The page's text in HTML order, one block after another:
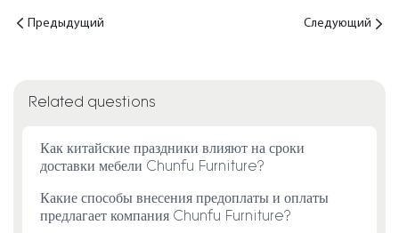
Предыдущий Следующий
Related questions
Как китайские праздники влияют на сроки
доставки мебели Chunfu Furniture?
Какие способы внесения предоплаты и оплаты
предлагает компания Chunfu Furniture?